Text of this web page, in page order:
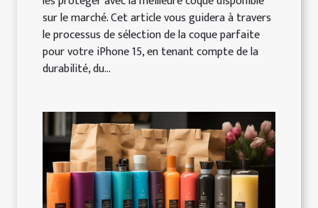
sur le marché. Cet article vous guidera à travers
le processus de sélection de la coque parfaite
pour votre iPhone 15, en tenant compte de la
durabilité, du...